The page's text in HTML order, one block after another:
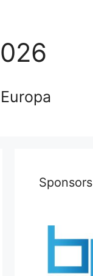
Sponsors